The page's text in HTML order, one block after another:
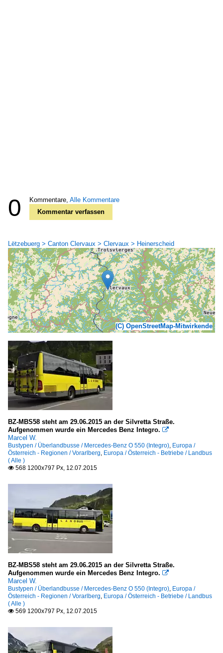
0 Kommentare, Alle Kommentare
Kommentar verfassen
Lëtzebuerg > Canton Clervaux > Clervaux > Heinerscheid
(C) OpenStreetMap-Mitwirkende
BZ-MBS58 steht am 29.06.2015 an der Silvretta Straße.
Aufgenommen wurde ein Mercedes Benz Integro. 
Marcel W.
Bustypen / Überlandbusse / Mercedes-Benz O 550 (Integro) Europa /
Österreich - Regionen / Vorarlberg Europa / Österreich - Betriebe / Landbus
( Alle )
 568 1200x797 Px, 12.07.2015
BZ-MBS58 steht am 29.06.2015 an der Silvretta Straße.
Aufgenommen wurde ein Mercedes Benz Integro. 
Marcel W.
Bustypen / Überlandbusse / Mercedes-Benz O 550 (Integro) Europa /
Österreich - Regionen / Vorarlberg Europa / Österreich - Betriebe / Landbus
( Alle )
 569 1200x797 Px, 12.07.2015